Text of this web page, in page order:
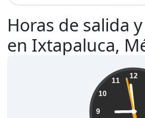
Horas de salida
en Ixtapaluca,
12
9
10
11